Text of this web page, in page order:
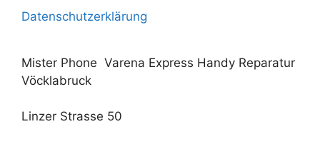
Datenschutzerklärung
Mister Phone Varena Express Handy Reparatur
Vöcklabruck
Linzer Strasse 50